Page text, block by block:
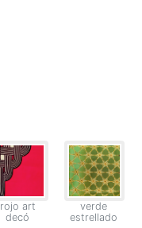
rojo art
decó
verde
estrellado